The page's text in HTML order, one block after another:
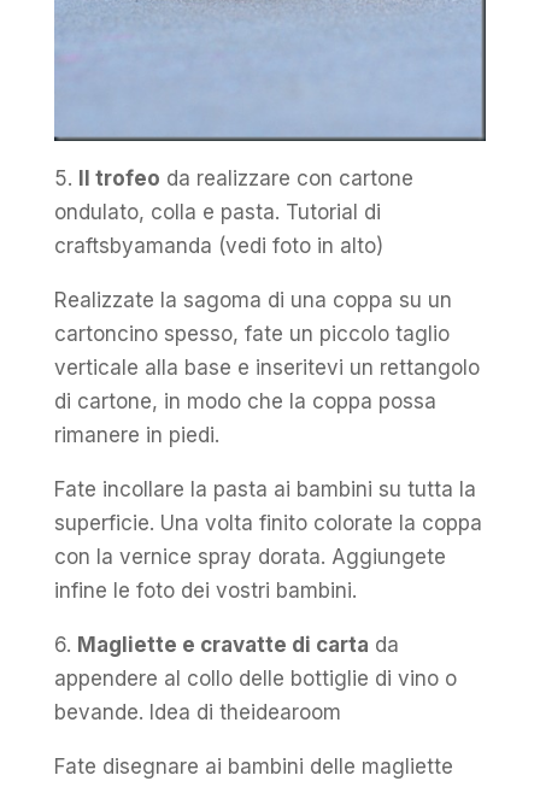
5. Il trofeo da realizzare con cartone
ondulato, colla e pasta. Tutorial di
craftsbyamanda (vedi foto in alto)
Realizzate la sagoma di una coppa su un
cartoncino spesso, fate un piccolo taglio
verticale alla base e inseritevi un rettangolo
di cartone, in modo che la coppa possa
rimanere in piedi.
Fate incollare la pasta ai bambini su tutta la
superficie. Una volta finito colorate la coppa
con la vernice spray dorata. Aggiungete
infine le foto dei vostri bambini.
6. Magliette e cravatte di carta da
appendere al collo delle bottiglie di vino o
bevande. Idea di theidearoom
Fate disegnare ai bambini delle magliette